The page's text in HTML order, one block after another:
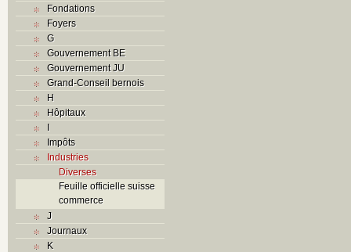
Fondations
Foyers
G
Gouvernement BE
Gouvernement JU
Grand-Conseil bernois
H
Hôpitaux
I
Impôts
Industries
Diverses
Feuille officielle suisse
commerce
J
Journaux
K